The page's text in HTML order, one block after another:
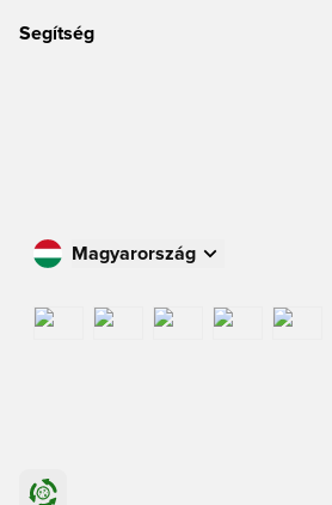
Segítség
Magyarország
International